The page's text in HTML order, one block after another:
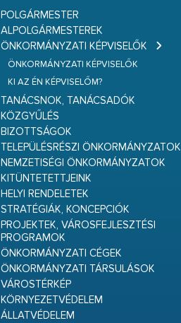
POLGÁRMESTER
ALPOLGÁRMESTEREK
ÖNKORMÁNYZATI KÉPVISELŐK
ÖNKORMÁNYZATI KÉPVISELŐK
KI AZ ÉN KÉPVISELŐM?
TANÁCSNOK, TANÁCSADÓK
KÖZGYŰLÉS
BIZOTTSÁGOK
TELEPÜLÉSRÉSZI ÖNKORMÁNYZATOK
NEMZETISÉGI ÖNKORMÁNYZATOK
KITÜNTETETTJEINK
HELYI RENDELETEK
STRATÉGIÁK, KONCEPCIÓK
PROJEKTEK, VÁROSFEJLESZTÉSI
PROGRAMOK
ÖNKORMÁNYZATI CÉGEK
ÖNKORMÁNYZATI TÁRSULÁSOK
VÁROSTÉRKÉP
KÖRNYEZETVÉDELEM
ÁLLATVÉDELEM